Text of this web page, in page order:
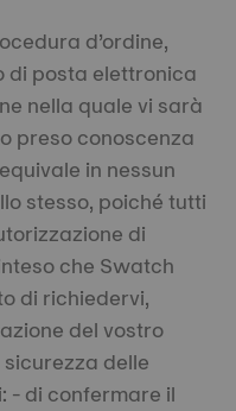
d’ordine,
di posta elettronica
nella quale vi sarà
preso conoscenza
in nessun
stesso, poiché tutti
di
che Swatch
di richiedervi,
del vostro
delle
- di confermare il